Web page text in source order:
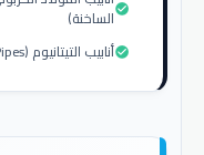
الساخنة)check_circle
أنابيب التيتانيوم (Titanium Pipes) (للبيئات المسببة للتآكل)check_circle